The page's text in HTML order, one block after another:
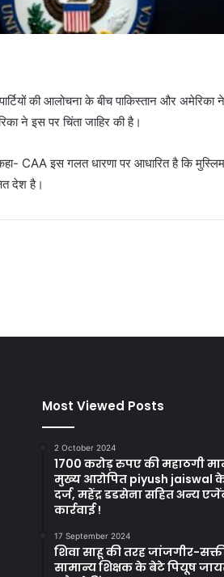
की आलोचना के बीच पाकिस्तान और अमेरिका
ने इस पर चिंता जाहिर की है।
CAA इस गलत धारणा पर आधारित है कि
देश है।
Most Viewed Posts
2 October 2024
1700 करोड़ रुपए की महाठगी
मुख्य आरोपित piyush
दर्ज, महेंद्र डडसेना सहित अन्य
कार्रवाई !
17 September 2024
शिवा साहू की तरह जांजगीर-
सामान्य शिक्षक के बेटे पियूष